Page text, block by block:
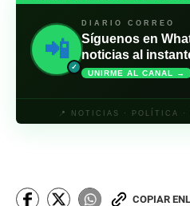
📲
✓
DIARIO CORREO
Síguenos en
noticias al
UNIRME AL CANAL →
📍 NOTICIAS · POLÍTICA ·
COPIAR